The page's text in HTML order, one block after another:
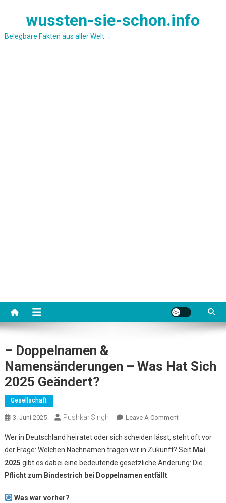
wussten-sie-schon.info
Belegbare Fakten aus aller Welt
– Doppelnamen &
Namensänderungen – Was Hat Sich
2025 Geändert?
Gesellschaft
3. Juni 2025 Pushkar.singh Leave A CommentOn
Doppelnamen
&
Wer in Deutschland heiratet oder sich scheiden lässt, steht oft vor
der Frage: Welchen Nachnamen tragen wir in Zukunft? Seit Mai
2025 gibt es dabei eine bedeutende gesetzliche Änderung: Die
Pflicht zum Bindestrich bei Doppelnamen entfällt.
Was war vorher?